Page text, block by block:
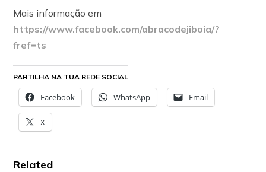
Mais informação em
https://www.facebook.com/abracodejiboia/?
fref=ts
PARTILHA NA TUA REDE SOCIAL
Facebook WhatsApp Email
X
Related